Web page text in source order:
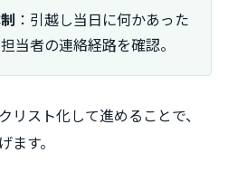
：引越し当日に何かあった
当者の連絡経路を確認。
スト化して進めることで、
す。